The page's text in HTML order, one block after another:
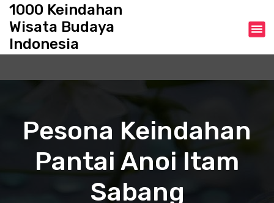
1000 Keindahan
Wisata Budaya
Indonesia
Pesona Keindahan
Pantai Anoi Itam
Sabang